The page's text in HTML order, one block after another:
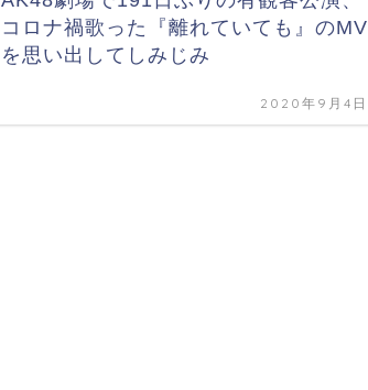
コロナ禍歌った『離れていても』のMV
を思い出してしみじみ
2020年9月4日